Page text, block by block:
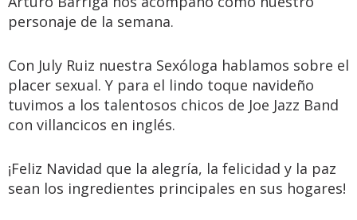
personaje de la semana.
Con July Ruiz nuestra Sexóloga hablamos sobre el
placer sexual. Y para el lindo toque navideño
tuvimos a los talentosos chicos de Joe Jazz Band
con villancicos en inglés.
¡Feliz Navidad que la alegría, la felicidad y la paz
sean los ingredientes principales en sus hogares!